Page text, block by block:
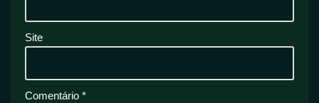
Site
Comentário *